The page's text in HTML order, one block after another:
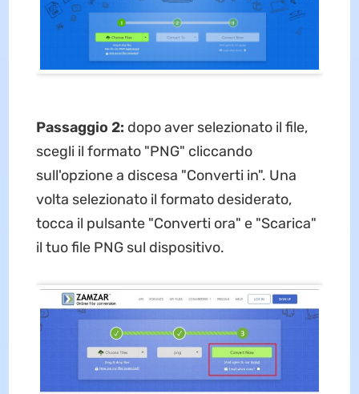
Passaggio 2: dopo aver selezionato il file,
scegli il formato "PNG" cliccando
sull'opzione a discesa "Converti in". Una
volta selezionato il formato desiderato,
tocca il pulsante "Converti ora" e "Scarica"
il tuo file PNG sul dispositivo.